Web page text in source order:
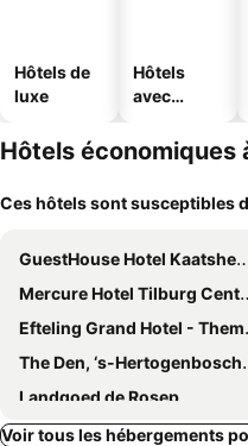
Hôtels de
luxe
Hôtels
avec
Hôtels économiques
Ces hôtels sont susceptibles
GuestHouse Hotel Kaatsheuvel
Mercure Hotel Tilburg Centrum
Efteling Grand Hotel - Theme Park tickets included
The Den, ‘s-Hertogenbosch, a Tribute Portfolio Hotel
Landgoed de Rosep
Van der Valk Hotel Gilze-Tilburg
Voir tous les hébergements